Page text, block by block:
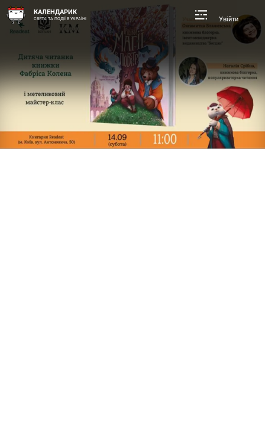
КАЛЕНДАРИК
СВЯТА ТА ПОДІЇ В УКРАЇНІ Увійти